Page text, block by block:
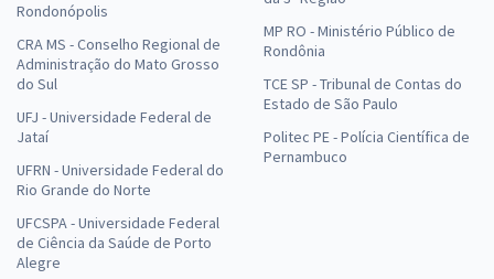
Rondonópolis
CRA MS - Conselho Regional de
Administração do Mato Grosso
do Sul
UFJ - Universidade Federal de
Jataí
UFRN - Universidade Federal do
Rio Grande do Norte
UFCSPA - Universidade Federal
de Ciência da Saúde de Porto
Alegre
MP RO - Ministério Público de
Rondônia
TCE SP - Tribunal de Contas do
Estado de São Paulo
Politec PE - Polícia Científica de
Pernambuco